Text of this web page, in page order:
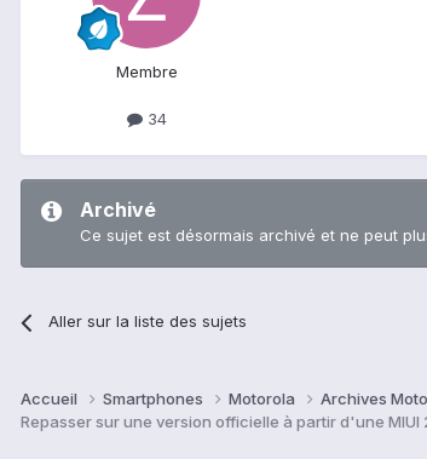
Membre
34
Archivé
Ce sujet est désormais archivé et ne peut
Aller sur la liste des sujets
Accueil Smartphones Motorola Archives
Repasser sur une version officielle à partir d'une MIUI